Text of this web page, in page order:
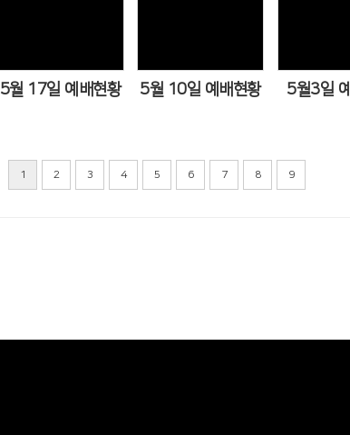
5월 17일 예배현황 5월 10일 예배현황 5월3일
1 2 3 4 5 6 7 8 9